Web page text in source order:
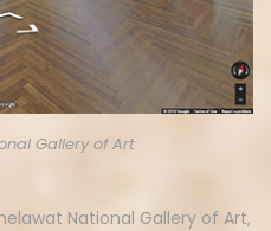
Gallery of Art
National Gallery of Art,